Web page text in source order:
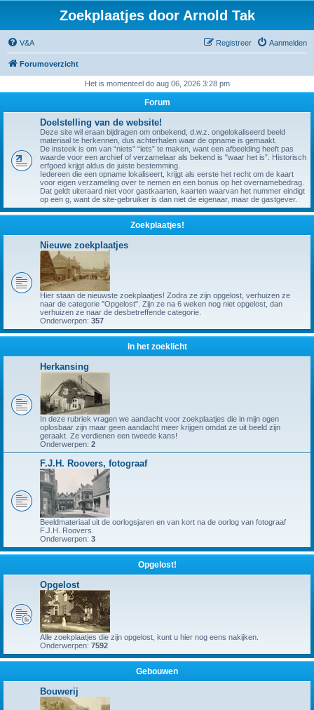
Zoekplaatjes door Arnold Tak
V&A Aanmelden
Registreer
Forumoverzicht
Het is momenteel do aug 06, 2026 3:28 pm
Forum
Doelstelling van de website!
Deze site wil eraan bijdragen om onbekend, d.w.z. ongelokaliseerd beeld
materiaal te herkennen, dus achterhalen waar de opname is gemaakt.
De insteek is om van “niets” “iets” te maken, want een afbeelding heeft pas
waarde voor een archief of verzamelaar als bekend is "waar het is”. Historisch
erfgoed krijgt aldus de juiste bestemming.
Iedereen die een opname lokaliseert, krijgt als eerste het recht om de kaart
voor eigen verzameling over te nemen en een bonus op het overnamebedrag.
Dat geldt uiteraard niet voor gastkaarten, kaarten waarvan het nummer eindigt
op een g, want de site-gebruiker is dan niet de eigenaar, maar de gastgever.
Zoekplaatjes!
Nieuwe zoekplaatjes
Hier staan de nieuwste zoekplaatjes! Zodra ze zijn opgelost, verhuizen ze
naar de categorie "Opgelost". Zijn ze na 6 weken nog niet opgelost, dan
verhuizen ze naar de desbetreffende categorie.
Onderwerpen: 357
In het zoeklicht
Herkansing
In deze rubriek vragen we aandacht voor zoekplaatjes die in mijn ogen
oplosbaar zijn maar geen aandacht meer krijgen omdat ze uit beeld zijn
geraakt. Ze verdienen een tweede kans!
Onderwerpen: 2
F.J.H. Roovers, fotograaf
Beeldmateriaal uit de oorlogsjaren en van kort na de oorlog van fotograaf
F.J.H. Roovers.
Onderwerpen: 3
Opgelost!
Opgelost
Alle zoekplaatjes die zijn opgelost, kunt u hier nog eens nakijken.
Onderwerpen: 7592
Gebouwen
Bouwerij